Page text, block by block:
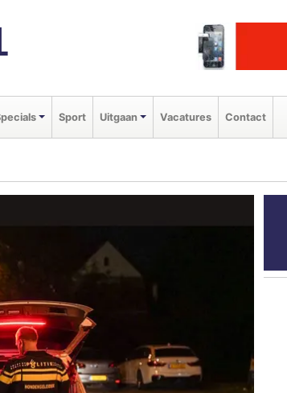
Sport Uitgaan Vacatures Contact